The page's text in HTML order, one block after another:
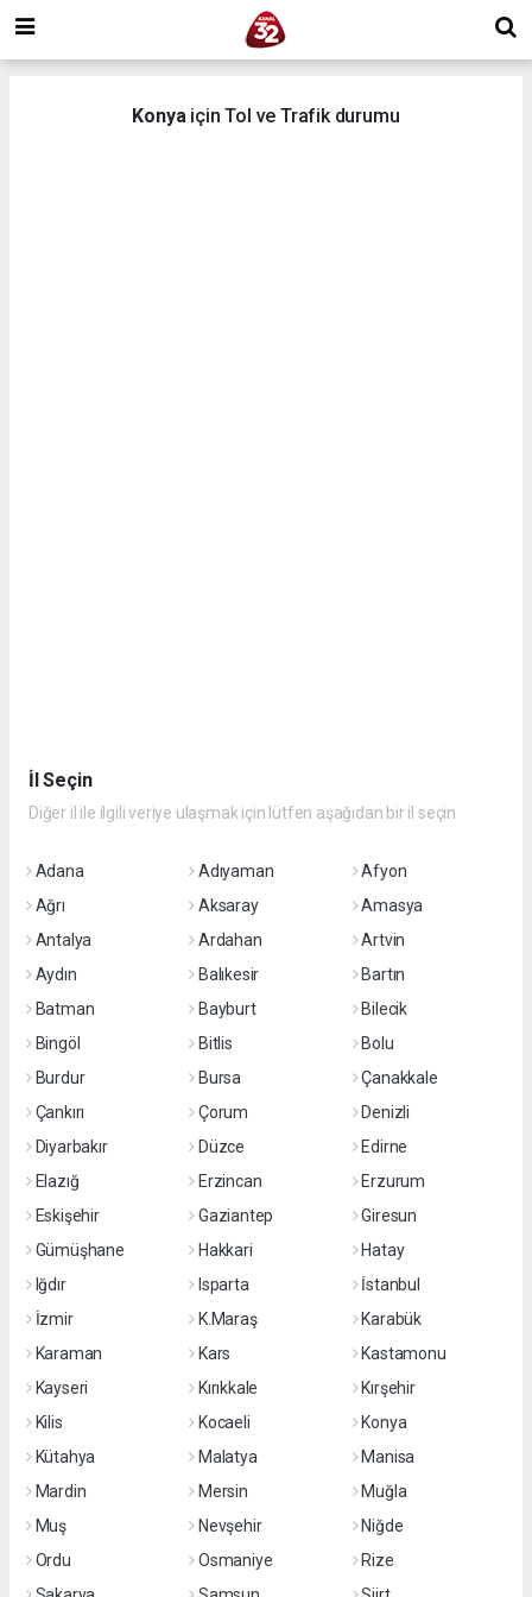
Konya için Tol ve Trafik durumu
İl Seçin
Diğer il ile ilgili veriye ulaşmak için lütfen aşağıdan bir il seçin
Adana Adıyaman
Afyon
Ağrı
Aksaray
Amasya
Antalya
Ardahan
Artvin
Aydın
Balıkesir
Bartın
Batman
Bayburt
Bilecik
Bingöl
Bitlis
Bolu
Burdur
Bursa
Çanakkale
Çankırı
Çorum
Denizli
Diyarbakır
Düzce
Edirne
Elazığ
Erzincan
Erzurum
Eskişehir
Gaziantep
Giresun
Gümüşhane
Hakkari
Hatay
Iğdır
Isparta
İstanbul
İzmir
K.Maraş
Karabük
Karaman
Kars
Kastamonu
Kayseri
Kırıkkale
Kırşehir
Kilis
Kocaeli
Konya
Kütahya
Malatya
Manisa
Mardin
Mersin
Muğla
Muş
Nevşehir
Niğde
Ordu
Osmaniye
Rize